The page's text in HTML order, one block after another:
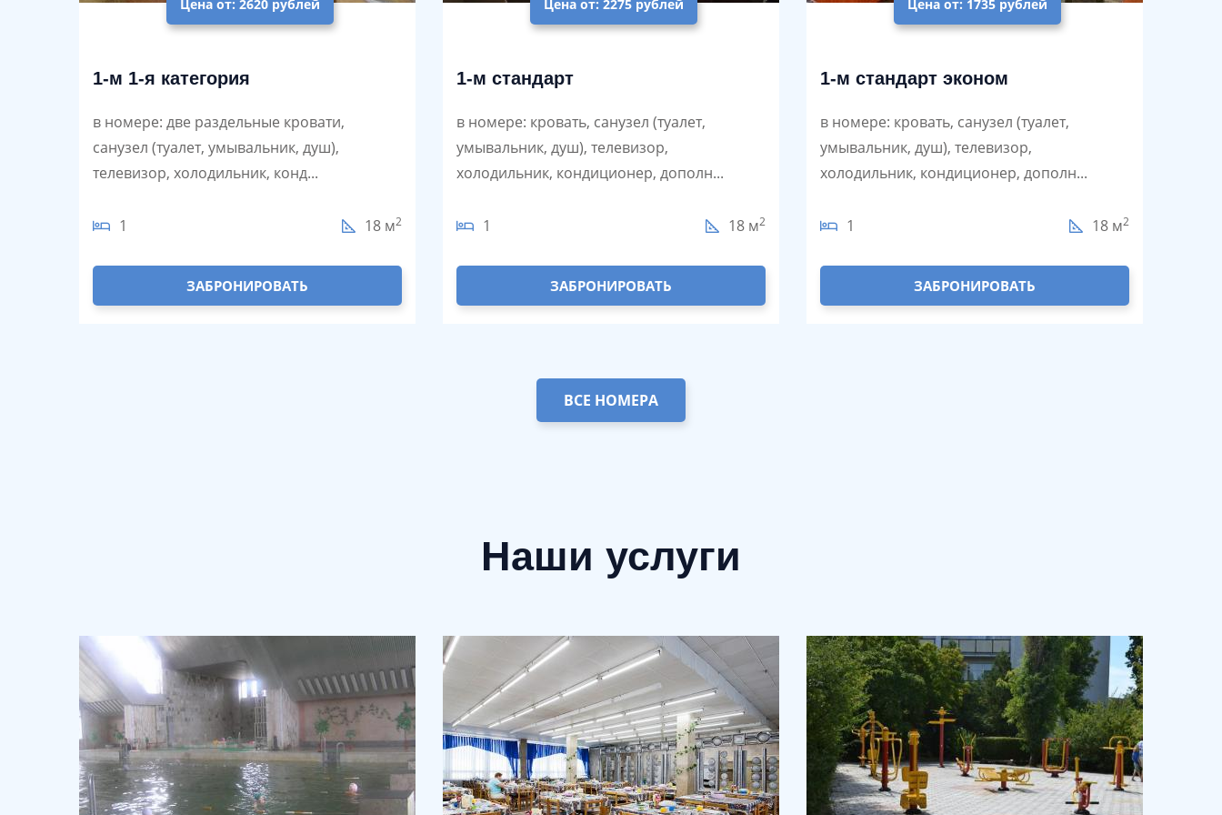
Цена от: 2620 рублей
1-м 1-я категория
в номере: две раздельные кровати,
санузел (туалет, умывальник, душ),
телевизор, холодильник, конд...
1 18 м2
ЗАБРОНИРОВАТЬ
Цена от: 2275 рублей
1-м стандарт
в номере: кровать, санузел (туалет,
умывальник, душ), телевизор,
холодильник, кондиционер, дополн...
1 18 м2
ЗАБРОНИРОВАТЬ
Цена от: 1735 рублей
1-м стандарт эконом
в номере: кровать, санузел (туалет,
умывальник, душ), телевизор,
холодильник, кондиционер, дополн...
1 18 м2
ЗАБРОНИРОВАТЬ
ВСЕ НОМЕРА
Наши услуги